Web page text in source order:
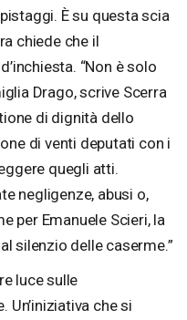
È su questa scia
chiede che il
“Non è solo
Drago, scrive Scerra
di dignità dello
di venti deputati con i
quegli atti.
negligenze, abusi o,
per Emanuele Scieri, la
silenzio delle caserme.”
luce sulle
che si